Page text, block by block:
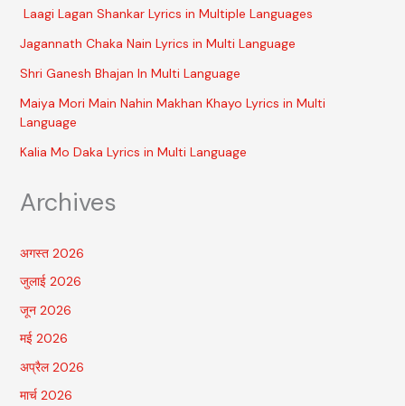
Laagi Lagan Shankar Lyrics in Multiple Languages
Jagannath Chaka Nain Lyrics in Multi Language
Shri Ganesh Bhajan In Multi Language
Maiya Mori Main Nahin Makhan Khayo Lyrics in Multi
Language
Kalia Mo Daka Lyrics in Multi Language
Archives
अगस्त 2026
जुलाई 2026
जून 2026
मई 2026
अप्रैल 2026
मार्च 2026